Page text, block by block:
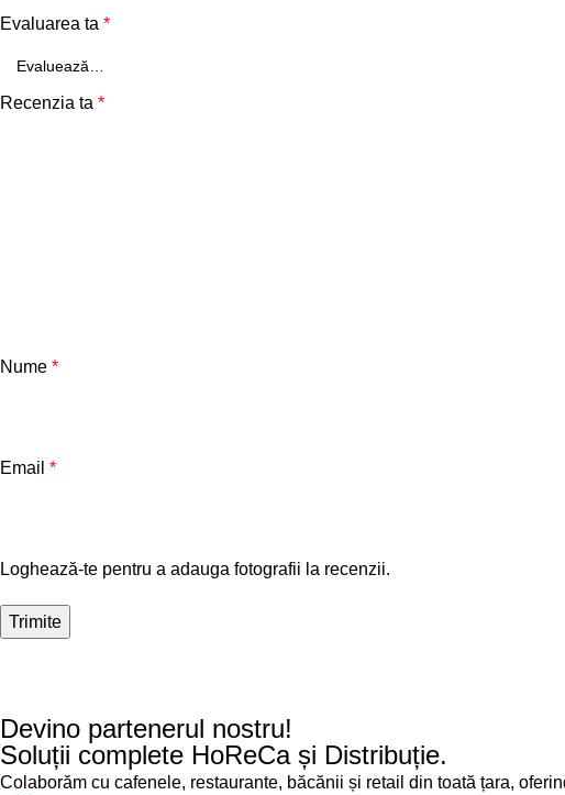
Evaluarea ta *
Recenzia ta *
Nume *
Email *
Loghează-te pentru a adauga fotografii la recenzii.
Devino partenerul nostru!
Soluții complete HoReCa și Distribuție.
Colaborăm cu cafenele, restaurante, băcănii și retail din toată țara,